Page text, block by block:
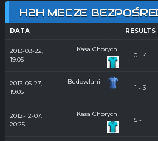
H2H MECZE
DATA RESULTS
2013-08-22,
19:05
Kasa Chorych
0 - 4
2013-05-27,
19:05
Budowlani
1 - 3
2012-12-07,
20:25
Kasa Chorych
5 - 1